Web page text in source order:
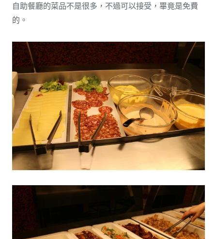
自助餐廳的菜品不是很多，不過可以接受，畢竟是免費
的。